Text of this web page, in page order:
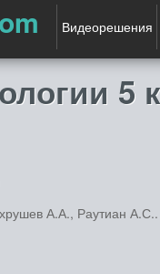
Видеорешения
5
А.А., Раутиан А.С..